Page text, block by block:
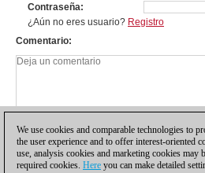
Contraseña
¿Aún no eres usuario? Registro
Comentario
We use cookies and comparable technologies to
the user experience and to offer interest-oriented
use, analysis cookies and marketing cookies may
required cookies. Here you can make detailed